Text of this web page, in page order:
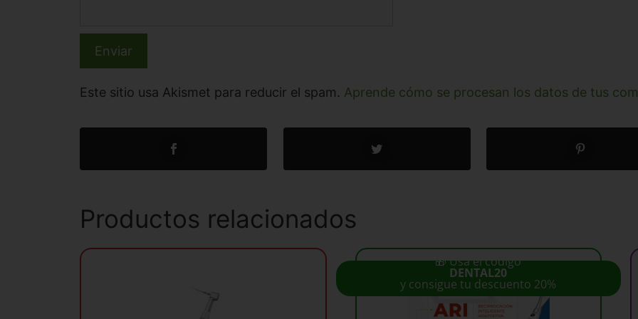
Este sitio usa Akismet para reducir el spam. Aprende cómo se procesan los datos de tus
Productos relacionados
🎁 Usa el código
DENTAL20
y consigue tu descuento 20%